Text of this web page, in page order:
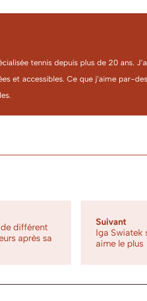
tennis depuis plus de 20 ans.
et accessibles. Ce que j’aime
différent
après sa
Suivant
Iga Swiatek
aime le plus